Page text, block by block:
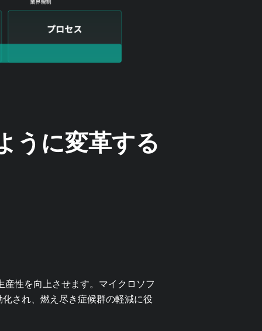
うに変革する
性を向上させます。マイクロソフ
され、燃え尽き症候群の軽減に役